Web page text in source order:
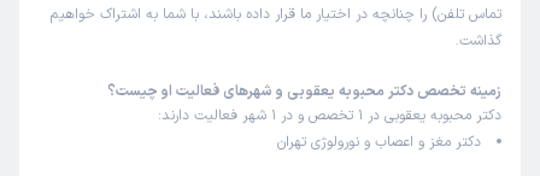
این پزشک را پیشنهاد میکنم
عالی
تماس تلفن) را چنانچه در اختیار ما قرار داده باشند، با شما به اشتراک خواهیم
گذاشت.
زمینه تخصص دکتر محبوبه یعقوبی و شهرهای فعالیت او چیست؟
دکتر محبوبه یعقوبی در 1 تخصص و در 1 شهر فعالیت دارند:
دکتر مغز و اعصاب و نورولوژی تهران